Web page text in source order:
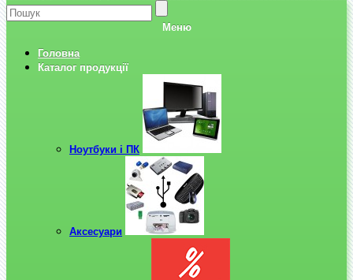
Меню
Головна
Каталог продукції
Ноутбуки і ПК
Аксесуари